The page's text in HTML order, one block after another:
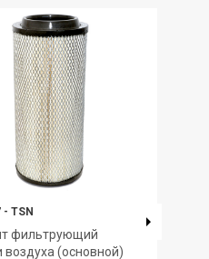
- TSN
фильтрующий
воздуха (основной)